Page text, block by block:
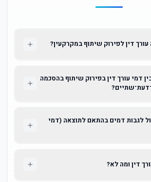
דין לפירוק שיתוף במקרקעין?
דמי עורך דין בפירוק שיתוף בהסכמה
לגבות דמים בהתאם לתוצאה (דמי
דין ומה לא?